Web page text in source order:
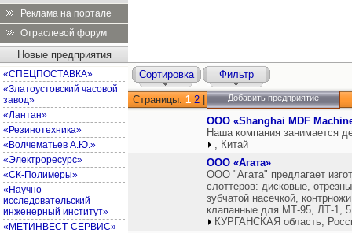
Реклама на портале
Отраслевой форум
Новые предприятия
«СПЕЦПОСТАВКА»
«Златоустовский часовой
завод»
«Лантан»
«Резинотехника»
«Волчематьев А.Ю.»
«Электроресурс»
«СК-Полимеры»
«Научно-
исследовательский
инженерный институт»
«МЕТИНВЕСТ-СЕРВИС»
Сортировка Фильтр
Страницы: 1 2 Добавить предприятие
ООО «Shanghai MDF
Наша компания занимается
, Китай
ООО «Агата»
ООО "Агата" предлагает
слоттеров: дисковые,
зубчатой насечкой,
клапанные для МТ-95, ЛТ-1,
КУРГАНСКАЯ область,